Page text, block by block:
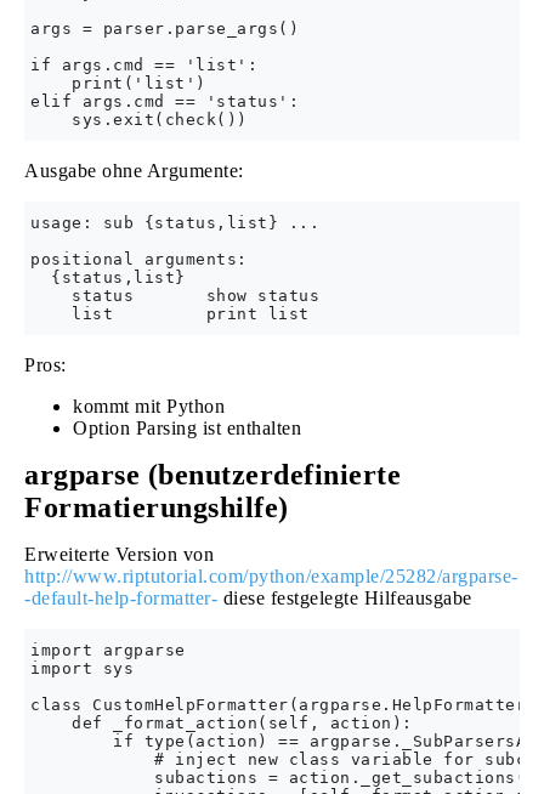
args = parser.parse_args()
if args.cmd == 'list':
    print('list')
elif args.cmd == 'status':
Ausgabe ohne Argumente:
usage: sub {status,list} ...
positional arguments:
  {status,list}
    status       show status
Pros:
kommt mit Python
Option Parsing ist enthalten
argparse (benutzerdefinierte
Formatierungshilfe)
Erweiterte Version von
http://www.riptutorial.com/python/example/25282/argparse-
-default-help-formatter- diese festgelegte Hilfeausgabe
import argparse
import sys
class
    def _format_action(self, action):
if type(action) ==
# inject new class variable for
            subactions = action._get_subactions()